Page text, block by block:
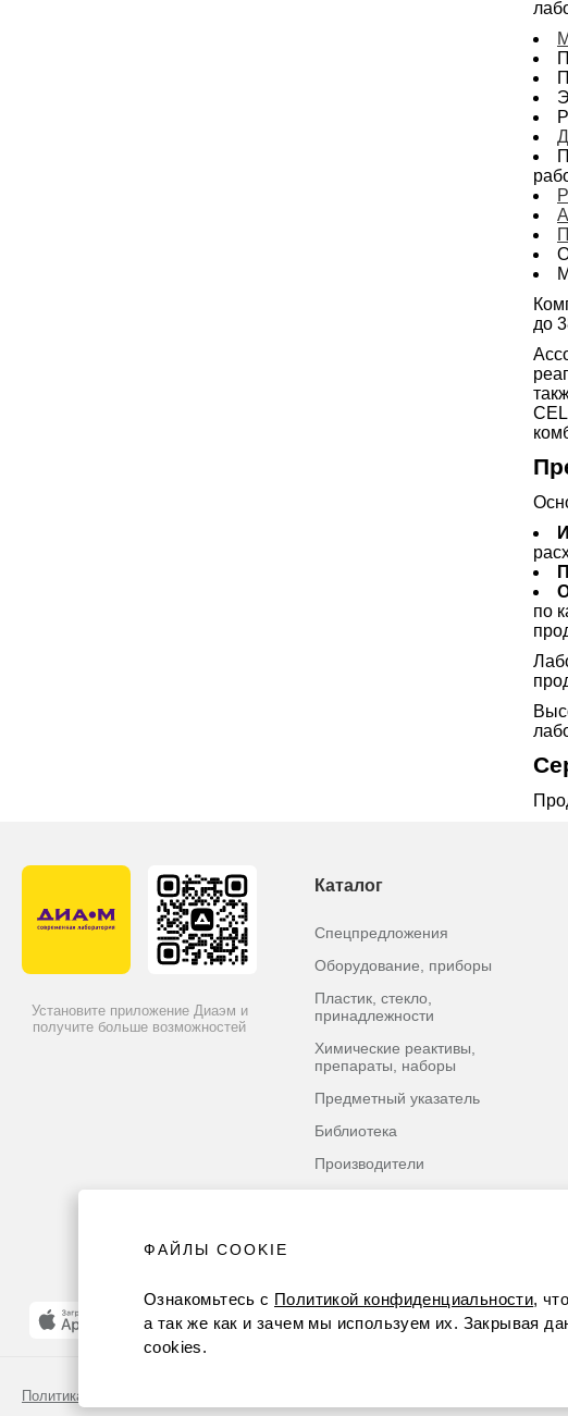
до
по
Установите приложение Диаэм и
получите больше возможностей
Каталог
Спецпредложения
Оборудование, приборы
Пластик, стекло,
принадлежности
Химические реактивы,
препараты, наборы
Предметный указатель
Библиотека
Производители
Политика конфиденциальности
ФАЙЛЫ COOKIE
Ознакомьтесь с Политикой конфиденциальности,
а так же как и зачем мы используем их. Закрывая
cookies.